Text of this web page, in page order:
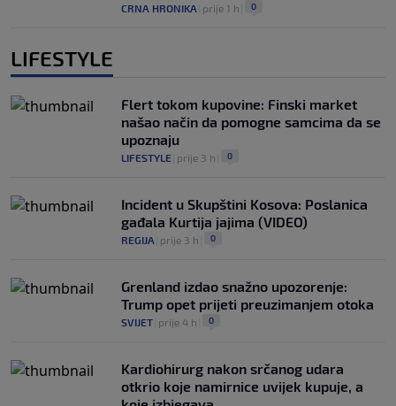
CRNA HRONIKA prije 1 h 0
LIFESTYLE
Flert tokom kupovine: Finski market
našao način da pomogne samcima da se
upoznaju
LIFESTYLE prije 3 h 0
Incident u Skupštini Kosova: Poslanica
gađala Kurtija jajima (VIDEO)
REGIJA prije 3 h 0
Grenland izdao snažno upozorenje:
Trump opet prijeti preuzimanjem otoka
SVIJET prije 4 h 0
Kardiohirurg nakon srčanog udara
otkrio koje namirnice uvijek kupuje, a